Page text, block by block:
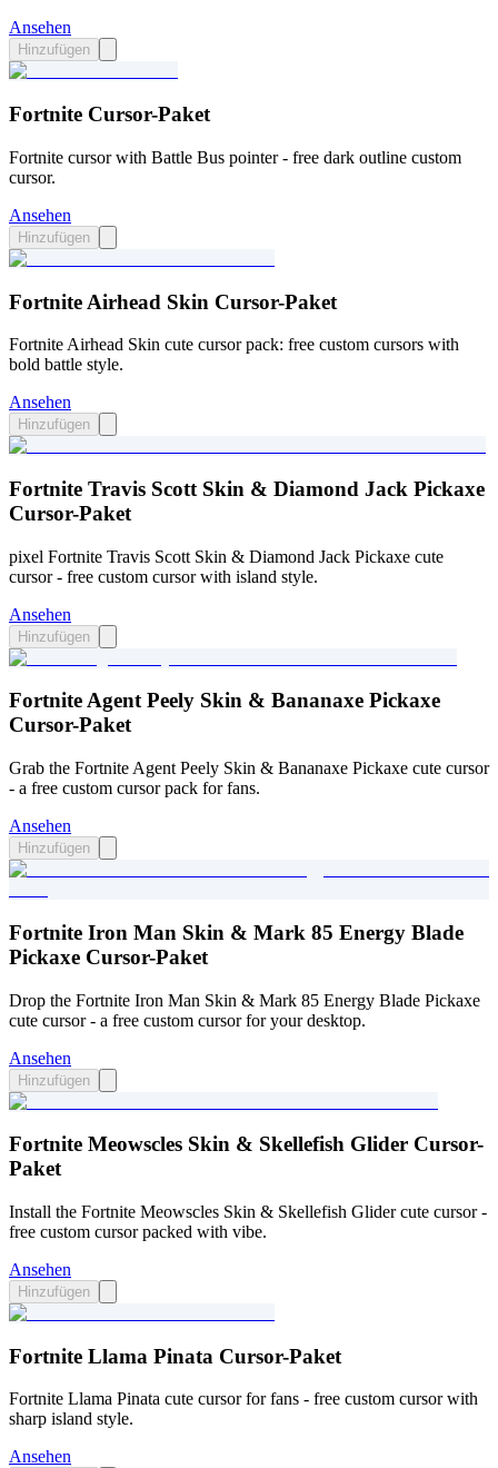
Ansehen
Hinzufügen
Fortnite Cursor-Paket
Fortnite cursor with Battle Bus pointer - free dark outline custom
cursor.
Ansehen
Hinzufügen
Fortnite Airhead Skin Cursor-Paket
Fortnite Airhead Skin cute cursor pack: free custom cursors with
bold battle style.
Ansehen
Hinzufügen
Fortnite Travis Scott Skin & Diamond Jack Pickaxe
Cursor-Paket
pixel Fortnite Travis Scott Skin & Diamond Jack Pickaxe cute
cursor - free custom cursor with island style.
Ansehen
Hinzufügen
Fortnite Agent Peely Skin & Bananaxe Pickaxe
Cursor-Paket
Grab the Fortnite Agent Peely Skin & Bananaxe Pickaxe cute cursor
- a free custom cursor pack for fans.
Ansehen
Hinzufügen
Fortnite Iron Man Skin & Mark 85 Energy Blade
Pickaxe Cursor-Paket
Drop the Fortnite Iron Man Skin & Mark 85 Energy Blade Pickaxe
cute cursor - a free custom cursor for your desktop.
Ansehen
Hinzufügen
Fortnite Meowscles Skin & Skellefish Glider Cursor-
Paket
Install the Fortnite Meowscles Skin & Skellefish Glider cute cursor -
free custom cursor packed with vibe.
Ansehen
Hinzufügen
Fortnite Llama Pinata Cursor-Paket
Fortnite Llama Pinata cute cursor for fans - free custom cursor with
sharp island style.
Ansehen